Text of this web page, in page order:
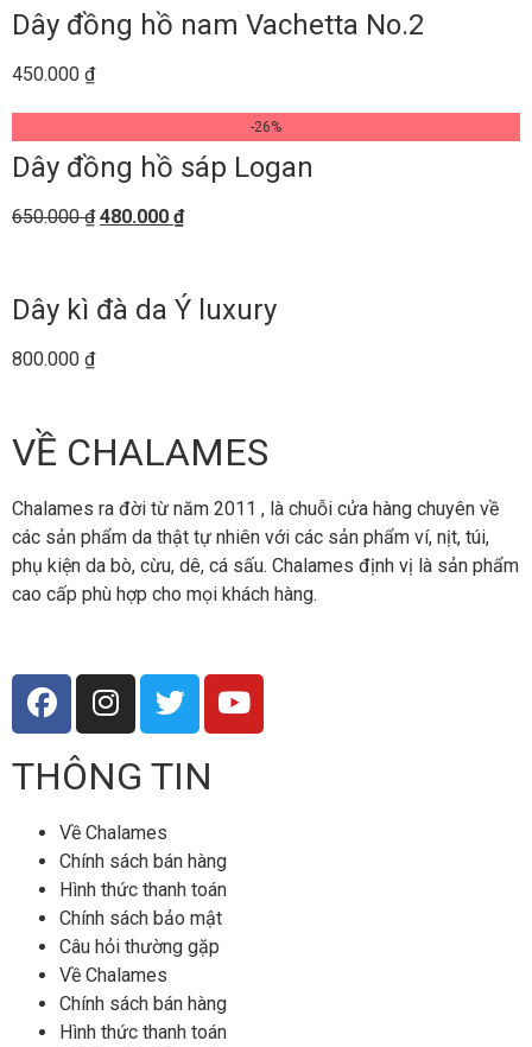
Dây đồng hồ nam Vachetta No.2
450.000 ₫
-26%
Dây đồng hồ sáp Logan
650.000₫ 480.000 ₫
Dây kì đà da Ý luxury
800.000 ₫
VỀ CHALAMES
Chalames ra đời từ năm 2011 , là chuỗi cửa hàng chuyên về
các sản phẩm da thật tự nhiên với các sản phẩm ví, nịt, túi,
phụ kiện da bò, cừu, dê, cá sấu. Chalames định vị là sản phẩm
cao cấp phù hợp cho mọi khách hàng.
THÔNG TIN
Về Chalames
Chính sách bán hàng
Hình thức thanh toán
Chính sách bảo mật
Câu hỏi thường gặp
Về Chalames
Chính sách bán hàng
Hình thức thanh toán